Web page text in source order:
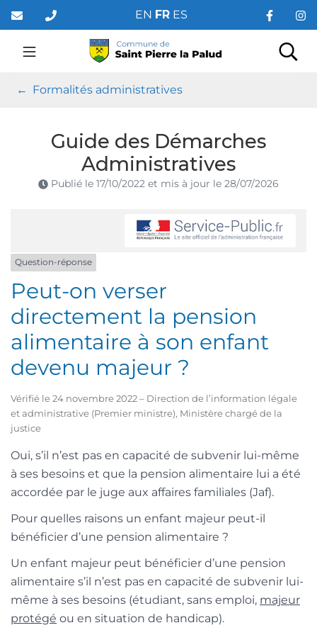
Aller
au
contenu
EN FR ES
Saint Pierre la Palud
Formalités administratives
Guide des Démarches
Administratives
Publié le 17/10/2022 et mis à jour le 28/07/2026
Question-réponse
Peut-on verser
directement la pension
alimentaire à son enfant
devenu majeur ?
Vérifié le 24 novembre 2022 – Direction de l’information légale
et administrative (Premier ministre), Ministère chargé de la
justice
Oui, s’il n’est pas en capacité de subvenir lui-même
à ses besoins et que la pension alimentaire lui a été
accordée par le juge aux affaires familiales (Jaf).
Pour quelles raisons un enfant majeur peut-il
bénéficier d’une pension alimentaire ?
Un enfant majeur peut bénéficier d’une pension
alimentaire s’il n’est pas en capacité de subvenir lui-
même à ses besoins (étudiant, sans emploi, majeur
protégé ou en situation de handicap).